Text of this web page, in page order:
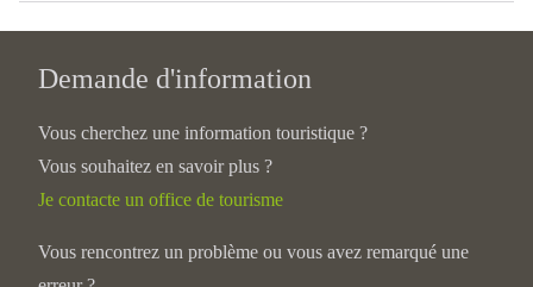
Demande d'information
Vous cherchez une information touristique ?
Vous souhaitez en savoir plus ?
Je contacte un office de tourisme
Vous rencontrez un problème ou vous avez remarqué une